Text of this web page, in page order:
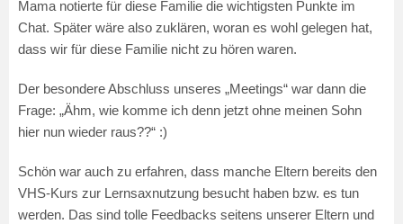
Mama notierte für diese Familie die wichtigsten Punkte im
Chat. Später wäre also zuklären, woran es wohl gelegen hat,
dass wir für diese Familie nicht zu hören waren.
Der besondere Abschluss unseres „Meetings“ war dann die
Frage: „Ähm, wie komme ich denn jetzt ohne meinen Sohn
hier nun wieder raus??“ :)
Schön war auch zu erfahren, dass manche Eltern bereits den
VHS-Kurs zur Lernsaxnutzung besucht haben bzw. es tun
werden. Das sind tolle Feedbacks seitens unserer Eltern und